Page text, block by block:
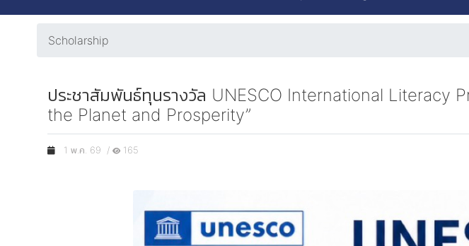
Scholarship
ประชาสัมพันธ์ทุนรางวัล UNESCO International Literacy
the Planet and Prosperity”
1 พ.ค. 69 / 165